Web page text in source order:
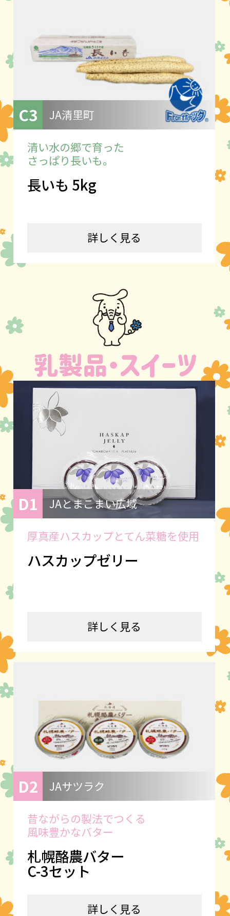
C3 JA清里町
清い水の郷で育った
さっぱり長いも。
長いも 5kg
詳しく見る
D1 JAとまこまい広域
厚真産ハスカップとてん菜糖を使用
ハスカップゼリー
詳しく見る
D2 JAサツラク
昔ながらの製法でつくる
風味豊かなバター
札幌酪農バター
C-3セット
詳しく見る